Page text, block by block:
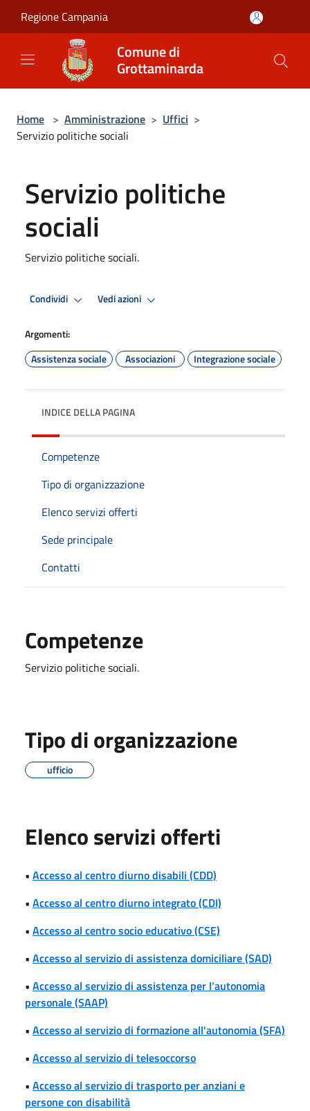
Regione Campania
Comune di
Grottaminarda
Home > Amministrazione > Uffici >
Servizio politiche sociali
Servizio politiche
sociali
Servizio politiche sociali.
Condividi Vedi azioni
Argomenti:
Assistenza sociale
Associazioni Integrazione sociale
INDICE DELLA PAGINA
Competenze
Tipo di organizzazione
Elenco servizi offerti
Sede principale
Contatti
Competenze
Servizio politiche sociali.
Tipo di organizzazione
ufficio
Elenco servizi offerti
• Accesso al centro diurno disabili (CDD)
• Accesso al centro diurno integrato (CDI)
• Accesso al centro socio educativo (CSE)
• Accesso al servizio di assistenza domiciliare (SAD)
• Accesso al servizio di assistenza per l’autonomia
personale (SAAP)
• Accesso al servizio di formazione all'autonomia (SFA)
• Accesso al servizio di telesoccorso
• Accesso al servizio di trasporto per anziani e
persone con disabilità